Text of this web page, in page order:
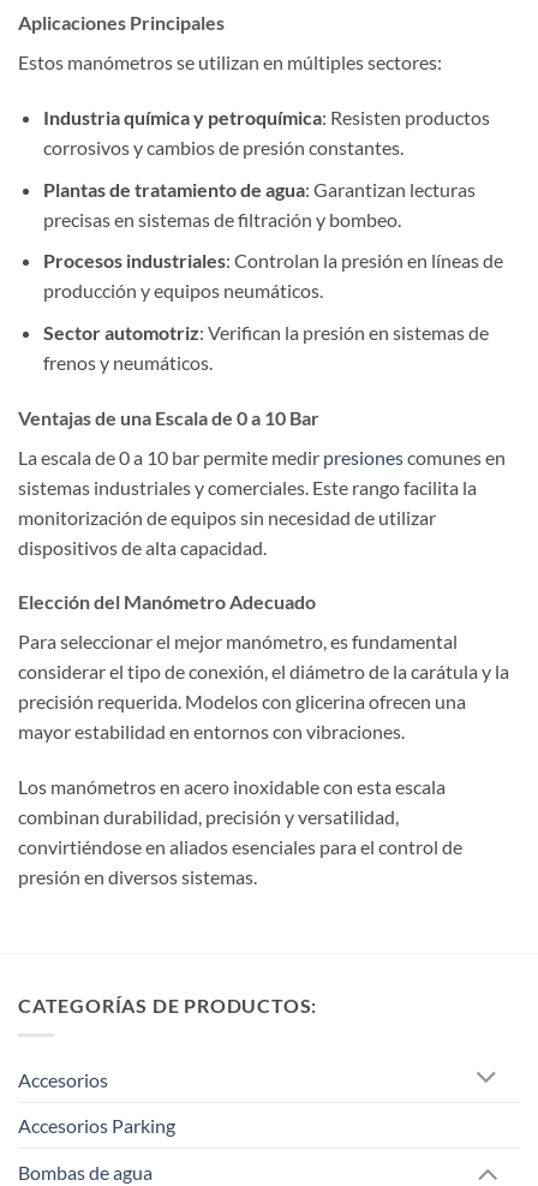
Aplicaciones Principales
Estos manómetros se utilizan en múltiples sectores:
Industria química y petroquímica: Resisten productos
corrosivos y cambios de presión constantes.
Plantas de tratamiento de agua: Garantizan lecturas
precisas en sistemas de filtración y bombeo.
Procesos industriales: Controlan la presión en líneas de
producción y equipos neumáticos.
Sector automotriz: Verifican la presión en sistemas de
frenos y neumáticos.
Ventajas de una Escala de 0 a 10 Bar
La escala de 0 a 10 bar permite medir presionescomunes en
sistemas industriales y comerciales. Este rango facilita la
monitorización de equipos sin necesidad de utilizar
dispositivos de alta capacidad.
Elección del Manómetro Adecuado
Para seleccionar el mejor manómetro, es fundamental
considerar el tipo de conexión, el diámetro de la carátula y la
precisión requerida. Modelos con glicerina ofrecen una
mayor estabilidad en entornos con vibraciones.
Los manómetros en acero inoxidable con esta escala
combinan durabilidad, precisión y versatilidad,
convirtiéndose en aliados esenciales para el control de
presión en diversos sistemas.
CATEGORÍAS DE PRODUCTOS:
Accesorios
Accesorios Parking
Bombas de agua